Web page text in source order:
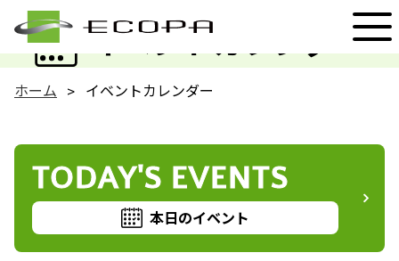
イベントカレンダー
EVENT
ホーム イベントカレンダー
TODAY'S EVENTS
本日のイベント